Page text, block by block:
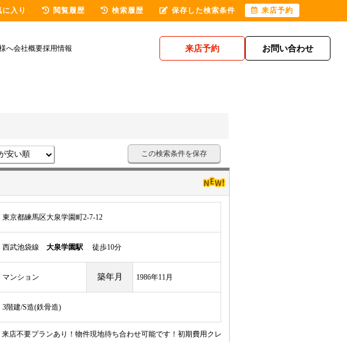
へ会社概要採用情報 来店予約 お問い合わせ
この検索条件を保存
東京都練馬区大泉学園町2-7-12
西武池袋線 大泉学園駅 徒歩10分
マンション 築年月 1986年11月
3階建/S造(鉄骨造)
店不要プランあり！物件現地待ち合わせ可能です！初期費用クレ
に入り 閲覧履歴 検索履歴 保存した検索条件 来店予約